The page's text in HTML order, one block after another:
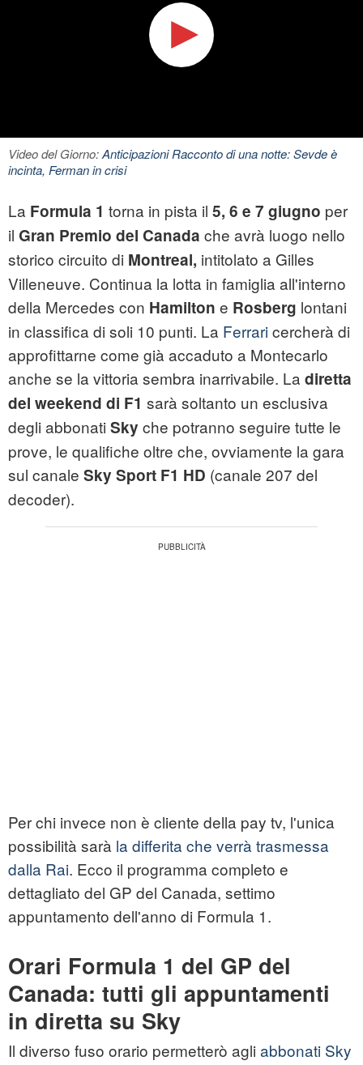
Video del Giorno:Anticipazioni Racconto di una notte: Sevde è
incinta, Ferman in crisi
La Formula 1 torna in pista il 5, 6 e 7 giugno per
il Gran Premio del Canada che avrà luogo nello
storico circuito di Montreal, intitolato a Gilles
Villeneuve. Continua la lotta in famiglia all'interno
della Mercedes con Hamilton e Rosberg lontani
in classifica di soli 10 punti. La Ferraricercherà di
approfittarne come già accaduto a Montecarlo
anche se la vittoria sembra inarrivabile. La diretta
del weekend di F1 sarà soltanto un esclusiva
degli abbonati Sky che potranno seguire tutte le
prove, le qualifiche oltre che, ovviamente la gara
sul canale Sky Sport F1 HD (canale 207 del
decoder).
Per chi invece non è cliente della pay tv, l'unica
possibilità sarà la differita che verrà trasmessa
dalla Rai. Ecco il programma completo e
dettagliato del GP del Canada, settimo
appuntamento dell'anno di Formula 1.
Orari Formula 1 del GP del
Canada: tutti gli appuntamenti
in diretta su Sky
Il diverso fuso orario permetterò agli abbonati Sky